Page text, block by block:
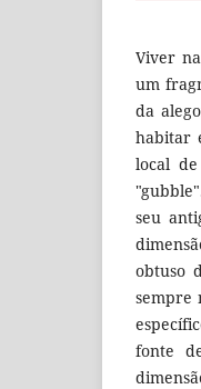
Viver
um
da
habitar
local
seu
obtuso
sempre
fonte